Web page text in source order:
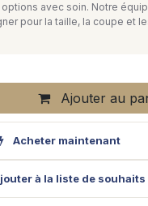
avec soin. Notre
pour la taille, la coupe et
Ajouter au
Acheter maintenant
à la liste de souhaits